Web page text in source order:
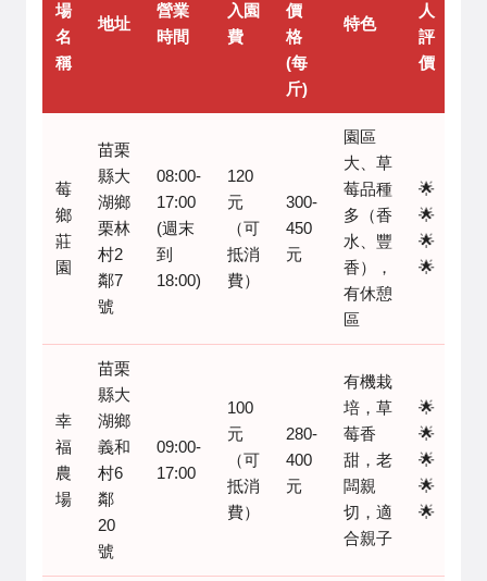
場
名
稱
地址
營業
時間
入園
費
價
格
(每
斤)
特色
人
評
價
莓
鄉
莊
園
苗栗
縣大
湖鄉
栗林
村2
鄰7
號
08:00-
17:00
(週末
到
18:00)
120
元
（可
抵消
費）
300-
450
元
園區
大、草
莓品種
多（香
水、豐
香），
有休憩
區
🌟
🌟
🌟
🌟
幸
福
農
場
苗栗
縣大
湖鄉
義和
村6
鄰
20
號
09:00-
17:00
100
元
（可
抵消
費）
280-
400
元
有機栽
培，草
莓香
甜，老
闆親
切，適
合親子
🌟
🌟
🌟
🌟
🌟